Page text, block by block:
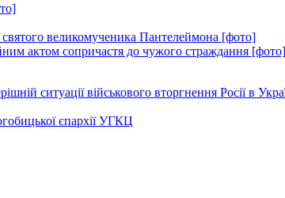
великомученика Пантелеймона [фото]
актом сопричастя до чужого страждання [фото]
ситуації військового вторгнення Росії в
єпархії УГКЦ